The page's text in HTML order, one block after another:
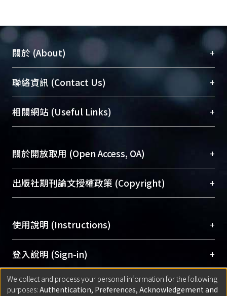
關於 (About) +
臺大位居世界頂尖大學之列，為永久珍藏及向國際
展現本校豐碩的研究成果及學術能量，圖書館整合
機構典藏（NTUR）與學術庫（AH）不同功能平
台，成為臺大學術典藏NTU scholars。期能整合研
成果。
To permanently archive and promote researcher
profiles and scholarly works, Library integrates the
services of “NTU Repository” with “Academic
聯絡資訊 (Contact Us) +
總館學科館員(Main Library)
醫學圖書館學科館員(Medical Library)
Sciences Library)
相關網站 (Useful Links) +
關於開放取用 (Open Access, OA) +
開放取用是從使用者角度提升資訊取用性的社會運
動，應用在學術研究上是透過將研究著作公開供使
用逐年攀升。同時可加速研究發展、提升研究影響
Archive）平台。 （點選深入了解OA）
出版社期刊論文授權政策 (Copyright) +
含部分內容的版權非匯入者所有，或由第三方贊
助與合作完成，請確認該版權所有者及第三方同
意提供此授權。
Please represent that the submission is your
original work, and that you have the right to
grant the rights to upload.
使用說明 (Instructions) +
網站簡介(Quickstart Guide)
使用手冊(Instruction Manual)
線上預約服務(Booking Service)
登入說明 (Sign-in) +
方案一：臺灣大學計算機中心帳號登入
匯入著作 (Submission) +
We collect and process your personal information for the following
purposes: Authentication, Preferences, Acknowledgement and